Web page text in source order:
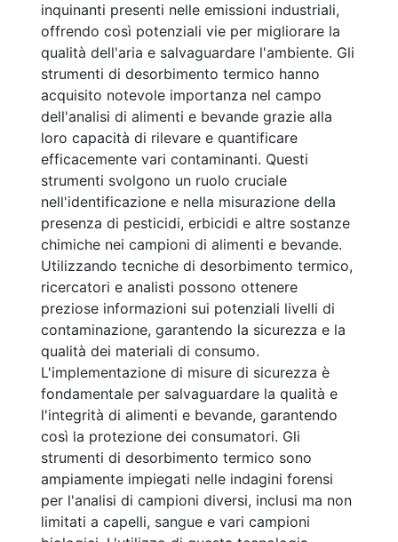
inquinanti presenti nelle emissioni industriali,
offrendo così potenziali vie per migliorare la
qualità dell'aria e salvaguardare l'ambiente. Gli
strumenti di desorbimento termico hanno
acquisito notevole importanza nel campo
dell'analisi di alimenti e bevande grazie alla
loro capacità di rilevare e quantificare
efficacemente vari contaminanti. Questi
strumenti svolgono un ruolo cruciale
nell'identificazione e nella misurazione della
presenza di pesticidi, erbicidi e altre sostanze
chimiche nei campioni di alimenti e bevande.
Utilizzando tecniche di desorbimento termico,
ricercatori e analisti possono ottenere
preziose informazioni sui potenziali livelli di
contaminazione, garantendo la sicurezza e la
qualità dei materiali di consumo.
L'implementazione di misure di sicurezza è
fondamentale per salvaguardare la qualità e
l'integrità di alimenti e bevande, garantendo
così la protezione dei consumatori. Gli
strumenti di desorbimento termico sono
ampiamente impiegati nelle indagini forensi
per l'analisi di campioni diversi, inclusi ma non
limitati a capelli, sangue e vari campioni